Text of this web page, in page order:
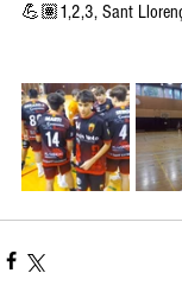
💪🏽1,2,3, Sant